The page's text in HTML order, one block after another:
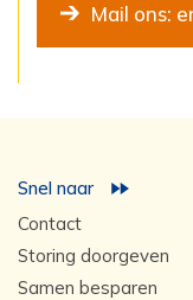
Mail ons:
Snel naar
Contact
Storing doorgeven
Samen besparen